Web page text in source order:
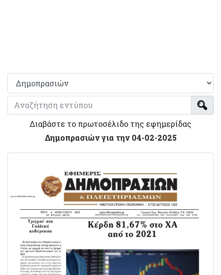
Διαβάστε το πρωτοσέλιδο της εφημερίδας
Δημοπρασιών για την 04-02-2025